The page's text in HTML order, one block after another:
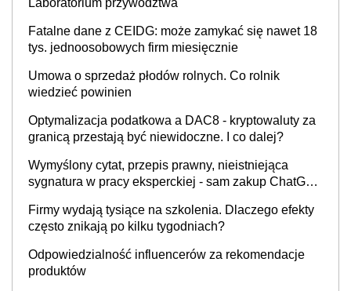
Fatalne dane z CEIDG: może zamykać się nawet 18
tys. jednoosobowych firm miesięcznie
Umowa o sprzedaż płodów rolnych. Co rolnik
wiedzieć powinien
Optymalizacja podatkowa a DAC8 - kryptowaluty za
granicą przestają być niewidoczne. I co dalej?
Wymyślony cytat, przepis prawny, nieistniejąca
sygnatura w pracy eksperckiej - sam zakup ChatGPT
Firmy wydają tysiące na szkolenia. Dlaczego efekty
często znikają po kilku tygodniach?
Odpowiedzialność influencerów za rekomendacje
produktów